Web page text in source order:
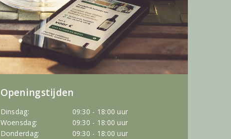
Openingstijden
Dinsdag:
09:30 - 18:00 uur
Woensdag:
09:30 - 18:00 uur
Donderdag:
09:30 - 18:00 uur